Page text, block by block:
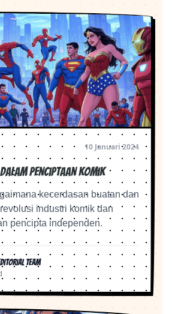
10 Januari 2024
Penciptaan Komik
kecerdasan buatan dan
industri komik dan
pencipta independen.
Team